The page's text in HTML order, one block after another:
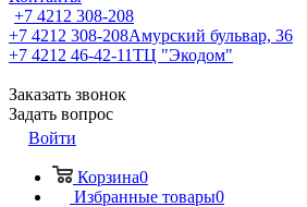
+7 4212 308-208
+7 4212 308-208Амурский бульвар, 36
+7 4212 46-42-11ТЦ "Экодом"
Заказать звонок
Задать вопрос
Войти
Корзина0
Избранные товары0